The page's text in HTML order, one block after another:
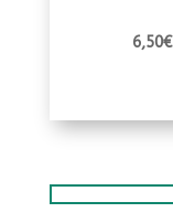
6,50€